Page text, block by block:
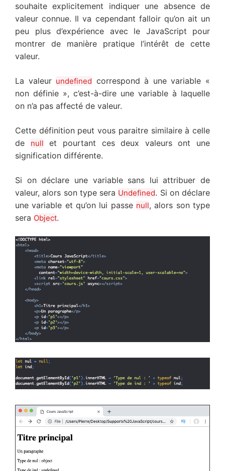
souhaite explicitement indiquer une absence de
valeur connue. Il va cependant falloir qu’on ait un
peu plus d’expérience avec le JavaScript pour
montrer de manière pratique l’intérêt de cette
valeur.
La valeur undefined correspond à une variable «
non définie », c’est-à-dire une variable à laquelle
on n’a pas affecté de valeur.
Cette définition peut vous paraitre similaire à celle
de null et pourtant ces deux valeurs ont une
signification différente.
Si on déclare une variable sans lui attribuer de
valeur, alors son type sera Undefined. Si on déclare
une variable et qu’on lui passe null, alors son type
sera Object.